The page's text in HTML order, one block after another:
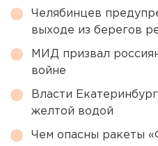
Челябинцев
выходе из берегов
МИД призвал
войне
Власти
желтой водой
Чем опасны ракеты